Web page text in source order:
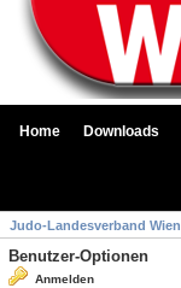
Home Downloads
Judo-Landesverband Wien
Benutzer-Optionen
Anmelden